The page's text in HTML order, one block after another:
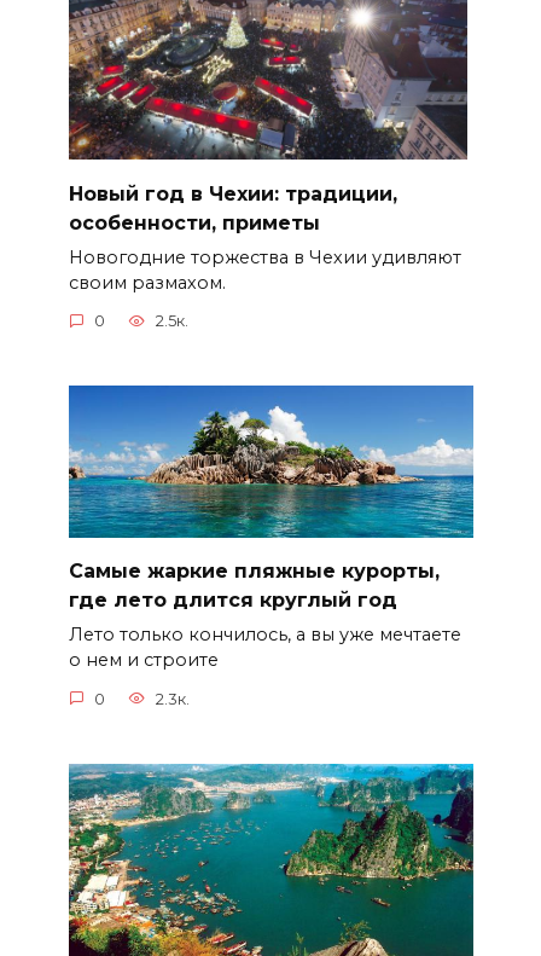
Новый год в Чехии: традиции,
особенности, приметы
Новогодние торжества в Чехии удивляют
своим размахом.
0 2.5к.
Самые жаркие пляжные курорты,
где лето длится круглый год
Лето только кончилось, а вы уже мечтаете
о нем и строите
0 2.3к.